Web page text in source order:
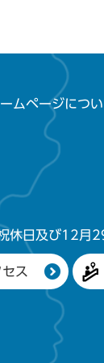
ムページにつ
日及び12月
ス